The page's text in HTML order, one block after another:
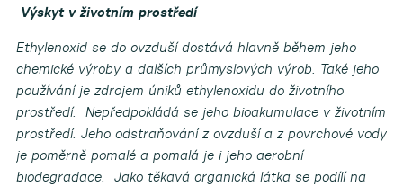
Výskyt v životním prostředí
Ethylenoxid se do ovzduší dostává hlavně během jeho
chemické výroby a dalších průmyslových výrob. Také jeho
používání je zdrojem úniků ethylenoxidu do životního
prostředí. Nepředpokládá se jeho bioakumulace v životním
prostředí. Jeho odstraňování z ovzduší a z povrchové vody
je poměrně pomalé a pomalá je i jeho aerobní
biodegradace. Jako těkavá organická látka se podílí na